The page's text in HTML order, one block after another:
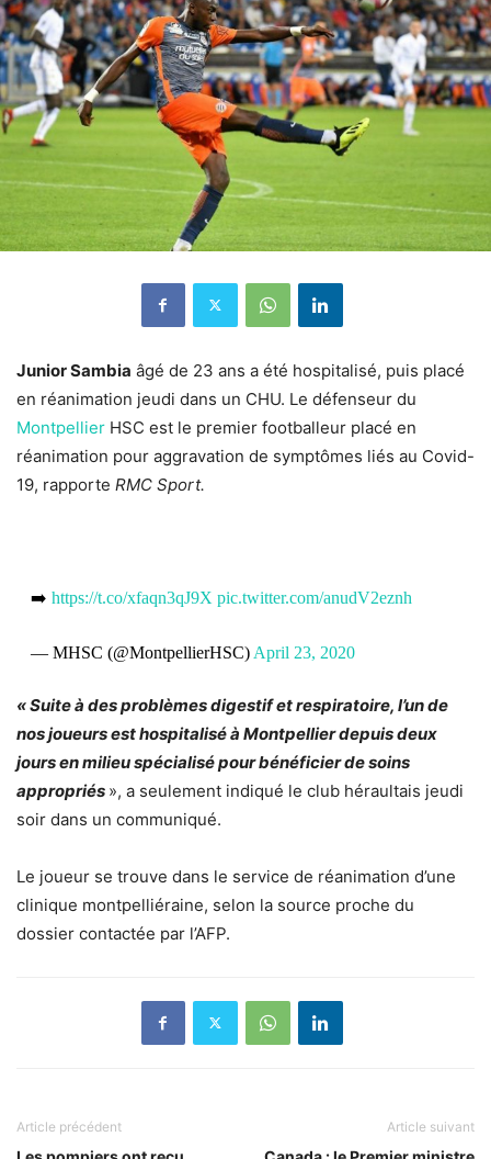
Junior Sambia âgé de 23 ans a été hospitalisé, puis placé
en réanimation jeudi dans un CHU. Le défenseur du
Montpellier HSC est le premier footballeur placé en
réanimation pour aggravation de symptômes liés au Covid-
19, rapporte RMC Sport.
➡️ https://t.co/xfaqn3qJ9X pic.twitter.com/anudV2eznh
— MHSC (@MontpellierHSC) April 23, 2020
« Suite à des problèmes digestif et respiratoire, l’un de
nos joueurs est hospitalisé à Montpellier depuis deux
jours en milieu spécialisé pour bénéficier de soins
appropriés », a seulement indiqué le club héraultais jeudi
soir dans un communiqué.
Le joueur se trouve dans le service de réanimation d’une
clinique montpelliéraine, selon la source proche du
dossier contactée par l’AFP.
Article précédent Article suivant